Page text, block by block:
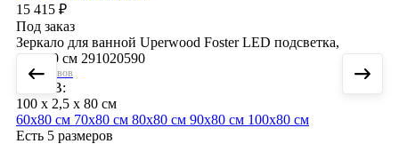
15 415 ₽
Под заказ
Зеркало для ванной Uperwood Foster LED подсветка,
100х80 см 291020590
Нет отзывов
ШхГхВ:
100 x 2,5 x 80 см
60х80 см 70х80 см 80х80 см 90х80 см 100х80 см
Есть 5 размеров